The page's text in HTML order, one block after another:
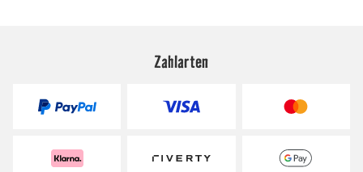
Zahlarten